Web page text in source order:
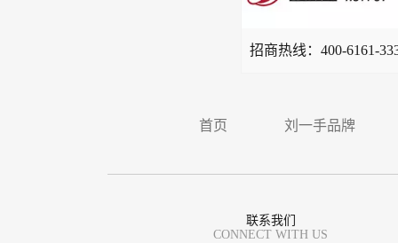
招商热线： 400-6161-
首页 刘一手品牌
联系我们
CONNECT WITH US